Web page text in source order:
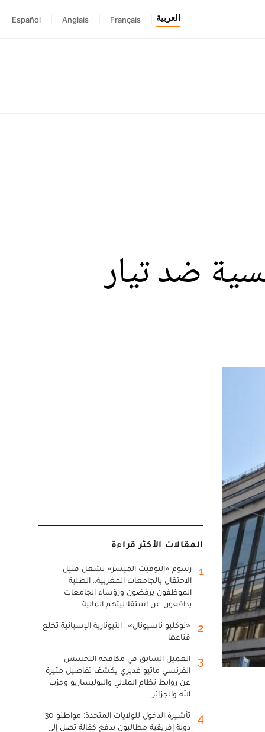
العربية Français
Anglais
Español
ضد تيار
المقالات الأكثر قراءة
1
رسوم «التوقيت الميسر» تشعل فتيل
الاحتقان بالجامعات المغربية.. الطلبة
الموظفون يرفضون ورؤساء الجامعات
يدافعون عن استقلاليتهم المالية
2
«نوكليو ناسيونال».. النيونازية الإسبانية تخلع
قناعها
3
العميل السابق في مكافحة التجسس
الفرنسي ماثيو غديري يكشف تفاصيل مثيرة
عن روابط نظام الملالي والبوليساريو وحزب
الله والجزائر
4
تأشيرة الدخول للولايات المتحدة: مواطنو 30
دولة إفريقية مطالبون بدفع كفالة تصل إلى